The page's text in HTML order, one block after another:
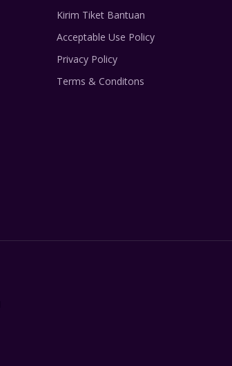
Kirim Tiket Bantuan
Acceptable Use Policy
Privacy Policy
Terms & Conditons